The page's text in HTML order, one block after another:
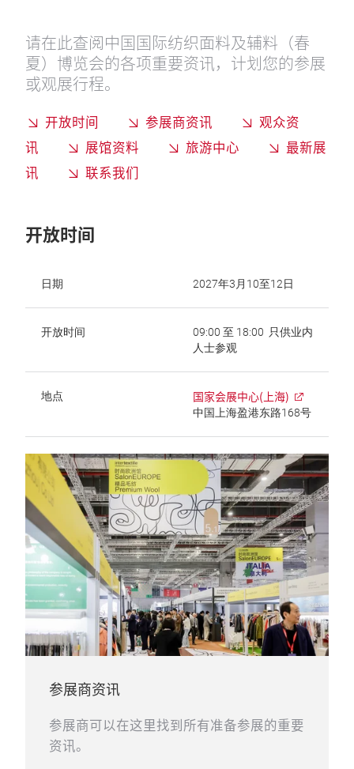
请在此查阅中国国际纺织面料及辅料（春
夏）博览会的各项重要资讯，计划您的参展
或观展行程。
开放时间 参展商资讯
观众资
讯
展馆资料 旅游中心
最新展
讯
联系我们
开放时间
日期 2027年3月10至12日
开放时间
09:00 至 18:00 只供业内
人士参观
地点 国家会展中心(上海)
中国上海盈港东路168号
参展商资讯
参展商可以在这里找到所有准备参展的重要
资讯。